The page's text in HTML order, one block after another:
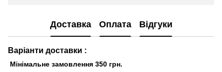
Доставка Оплата Відгуки
Варіанти доставки :
Мінімальне замовлення 350 грн.